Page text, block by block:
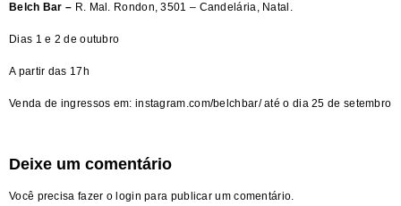
Belch Bar – R. Mal. Rondon, 3501 – Candelária, Natal.
Dias 1 e 2 de outubro
A partir das 17h
Venda de ingressos em: instagram.com/belchbar/até o dia 25 de setembro
Deixe um comentário
Você precisa fazer o login para publicar um comentário.